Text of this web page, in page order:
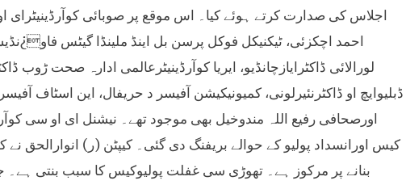
اجلاس کی صدارت کرتے ہوئے کیا۔ اس موقع پر صوبائی
احمد اچکزئی، ٹیکنیکل فوکل پرسن بل اینڈ ملینڈا گیٹس
لورالائی ڈاکٹرایازچانڈیو، ایریا کوآرڈینیٹرعالمی ادارہ صحت ڑوب
ڈبلیوایچ او ڈاکٹرنئیرلونی، کمیونیکیشن آفیسر د حریفال، این اسٹاف
اورصحافی رفیع اللہ مندوخیل بھی موجود تھے۔ نیشنل ای او سی
کیس اورانسداد پولیو کے حوالے بریفنگ دی گئی۔ کیپٹن (ر) انوارالحق نے
بنانے پر مرکوز ہے۔ تھوڑی سی غفلت پولیوکیس کا سبب بنتی ہے۔